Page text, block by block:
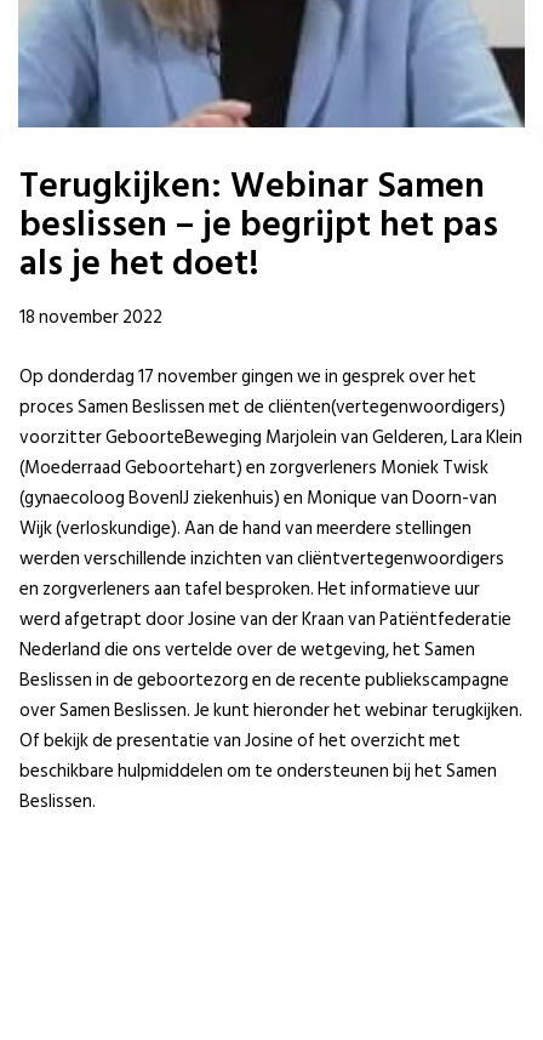
Terugkijken: Webinar Samen
beslissen – je begrijpt het pas
als je het doet!
18 november 2022
Op donderdag 17 november gingen we in gesprek over het
proces Samen Beslissen met de cliënten(vertegenwoordigers)
voorzitter GeboorteBeweging Marjolein van Gelderen, Lara Klein
(Moederraad Geboortehart) en zorgverleners Moniek Twisk
(gynaecoloog BovenIJ ziekenhuis) en Monique van Doorn-van
Wijk (verloskundige). Aan de hand van meerdere stellingen
werden verschillende inzichten van cliëntvertegenwoordigers
en zorgverleners aan tafel besproken. Het informatieve uur
werd afgetrapt door Josine van der Kraan van Patiëntfederatie
Nederland die ons vertelde over de wetgeving, het Samen
Beslissen in de geboortezorg en de recente publiekscampagne
over Samen Beslissen. Je kunt hieronder het webinar terugkijken.
Of bekijk de presentatie van Josine of het overzicht met
beschikbare hulpmiddelen om te ondersteunen bij het Samen
Beslissen.